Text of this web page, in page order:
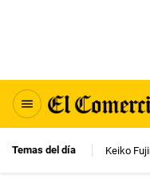
Temas del día Keiko